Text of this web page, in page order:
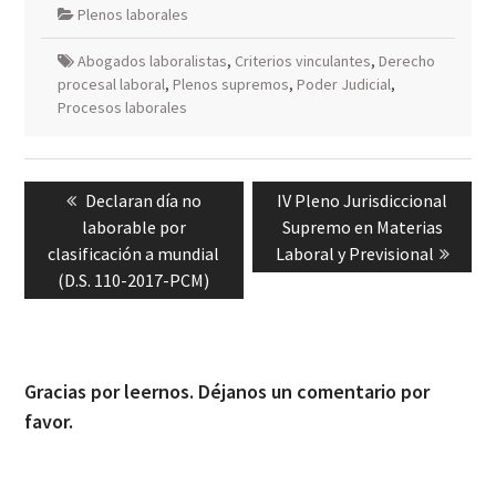
Plenos laborales
Abogados laboralistas, Criterios vinculantes, Derecho
procesal laboral, Plenos supremos, Poder Judicial,
Procesos laborales
Navegación
entradas
Previous
post:
Declaran día no
laborable por
clasificación a mundial
(D.S. 110-2017-PCM)
Next
post:
IV Pleno Jurisdiccional
Supremo en Materias
Laboral y Previsional
Gracias por leernos. Déjanos un comentario por
favor.